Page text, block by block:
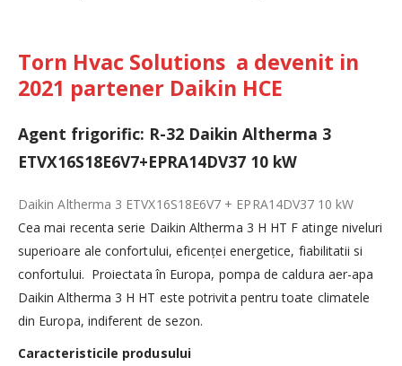
Torn Hvac Solutions a devenit in
2021 partener Daikin HCE
Agent frigorific: R-32 Daikin Altherma 3
ETVX16S18E6V7+EPRA14DV37 10 kW
Daikin Altherma 3 ETVX16S18E6V7 + EPRA14DV37 10 kW
Cea mai recenta serie Daikin Altherma 3 H HT F atinge niveluri
superioare ale confortului, eficenței energetice, fiabilitatii si
confortului. Proiectata în Europa, pompa de caldura aer-apa
Daikin Altherma 3 H HT este potrivita pentru toate climatele
din Europa, indiferent de sezon.
Caracteristicile produsului